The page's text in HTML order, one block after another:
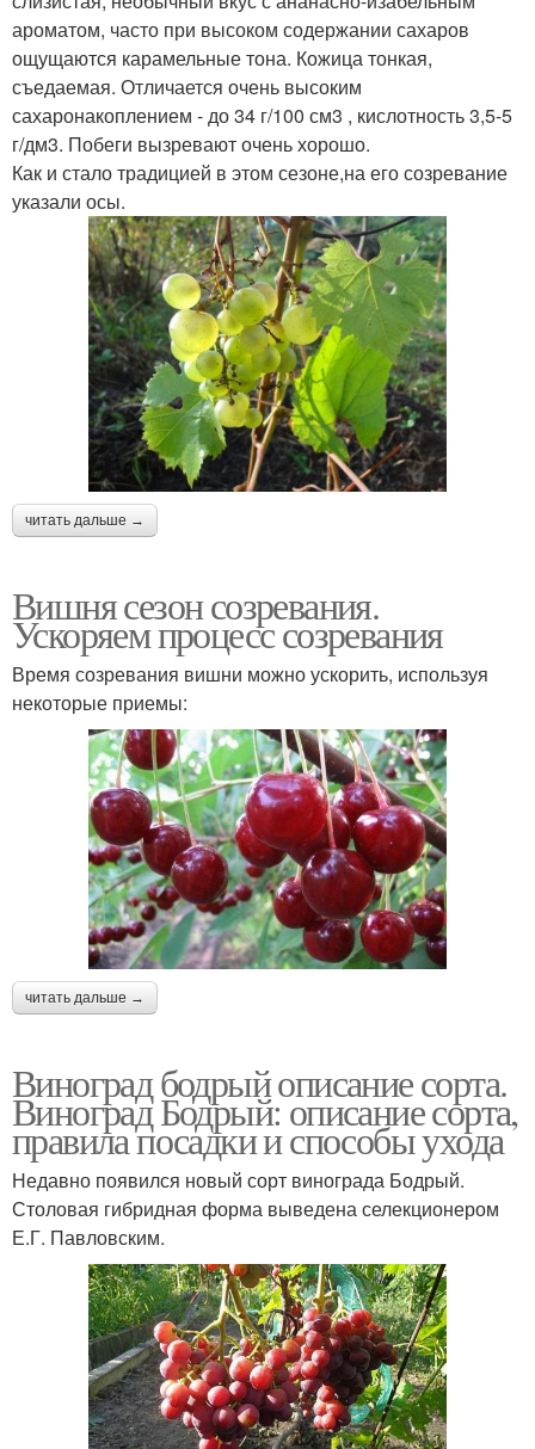
ароматом, часто при высоком содержании сахаров
ощущаются карамельные тона. Кожица тонкая,
съедаемая. Отличается очень высоким
сахаронакоплением - до 34 г/100 см3 , кислотность 3,5-5
г/дм3. Побеги вызревают очень хорошо.
Как и стало традицией в этом сезоне,на его созревание
указали осы.
читать дальше →
Вишня сезон созревания.
Ускоряем процесс созревания
Время созревания вишни можно ускорить, используя
некоторые приемы:
читать дальше →
Виноград бодрый описание сорта.
Виноград Бодрый: описание сорта,
правила посадки и способы ухода
Недавно появился новый сорт винограда Бодрый.
Столовая гибридная форма выведена селекционером
Е.Г. Павловским.